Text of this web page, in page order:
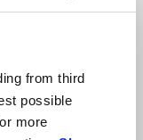
from third
possible
more
Aprilia SR GT đã
xin dành tặng
khách hàng mua xe